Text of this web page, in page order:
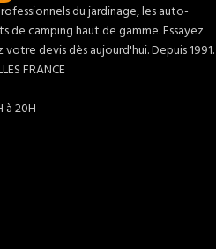
du jardinage, les auto-
de camping haut de gamme. Essayez
devis dès aujourd'hui. Depuis 1991.
FRANCE
à 20H